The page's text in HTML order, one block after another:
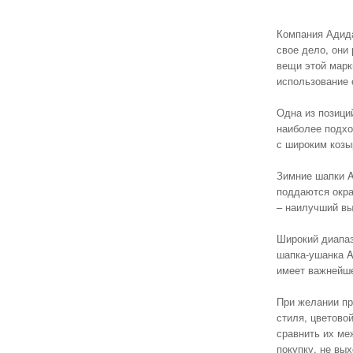
Компания
свое дело, они
вещи этой
Одна из
наиболее
с широким
Зимние шапки
поддаются
– наилучший
Широкий
шапка-ушанка
имеет
При желании
стиля,
сравнить их
покупку, не